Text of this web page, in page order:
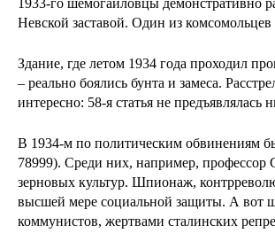
1933-го шемогайловцы демонстративно
Невской заставой. Один из комсомольцев
Здание, где летом 1934 года проходил
– реально боялись бунта и замеса.
интересно: 58-я статья не предъявлялась
В 1934-м по политическим обвинениям
78999). Среди них, например, профессор
зерновых культур. Шпионаж,
высшей мере социальной защиты. А вот
коммунистов, жертвами сталинских